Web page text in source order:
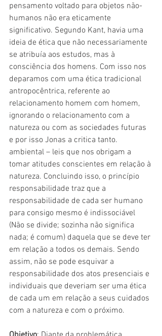
pensamento voltado para objetos não-
humanos não era eticamente
significativo. Segundo Kant, havia uma
ideia de ética que não necessariamente
se atribuía aos estudos, mas à
consciência dos homens. Com isso nos
deparamos com uma ética tradicional
antropocêntrica, referente ao
relacionamento homem com homem,
ignorando o relacionamento com a
natureza ou com as sociedades futuras
e por isso Jonas a critica tanto.
ambiental – leis que nos obrigam a
tomar atitudes conscientes em relação à
natureza. Concluindo isso, o princípio
responsabilidade traz que a
responsabilidade de cada ser humano
para consigo mesmo é indissociável
(Não se divide; sozinha não significa
nada; é comum) daquela que se deve ter
em relação a todos os demais. Sendo
assim, não se pode esquivar a
responsabilidade dos atos presenciais e
individuais que deveriam ser uma ética
de cada um em relação a seus cuidados
com a natureza e com o próximo.